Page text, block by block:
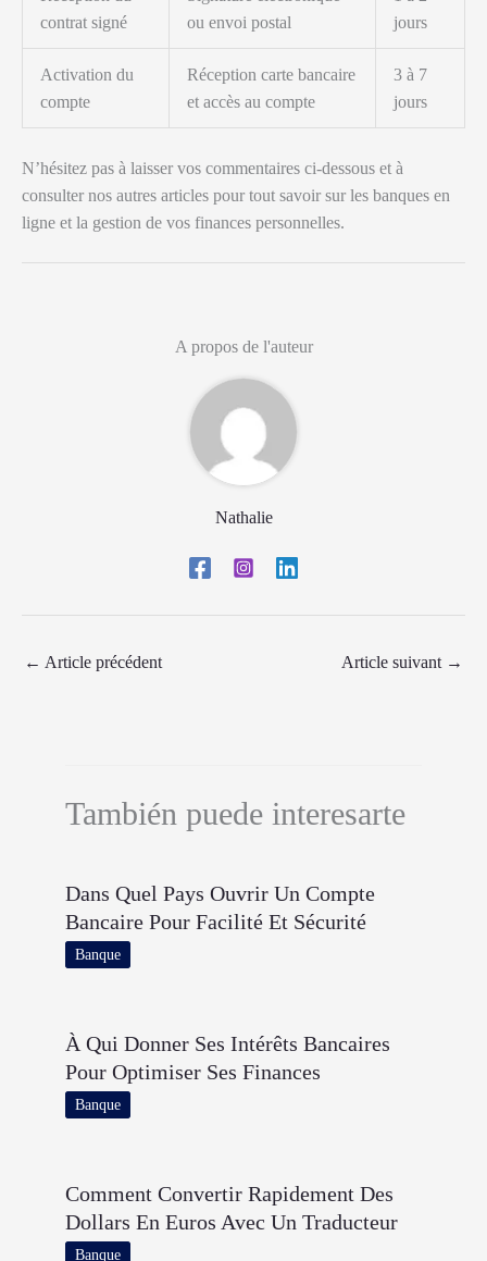
contrat signé
ou envoi postal
jours
Activation du
compte
Réception carte bancaire
et accès au compte
3 à 7
jours
N’hésitez pas à laisser vos commentaires ci-dessous et à
consulter nos autres articles pour tout savoir sur les banques en
ligne et la gestion de vos finances personnelles.
A propos de l'auteur
Nathalie
← Article précédent Article suivant →
También puede interesarte
Dans Quel Pays Ouvrir Un Compte
Bancaire Pour Facilité Et Sécurité
Banque
À Qui Donner Ses Intérêts Bancaires
Pour Optimiser Ses Finances
Banque
Comment Convertir Rapidement Des
Dollars En Euros Avec Un Traducteur
Banque